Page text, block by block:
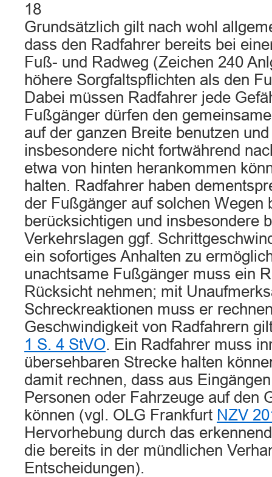
18
Grundsätzlich gilt nach wohl
dass den Radfahrer bereits bei
Fuß- und Radweg (Zeichen 240
höhere Sorgfaltspflichten als den
Dabei müssen Radfahrer jede
Fußgänger dürfen den
auf der ganzen Breite benutzen
insbesondere nicht fortwährend
etwa von hinten herankommen
halten. Radfahrer haben
der Fußgänger auf solchen Wegen
berücksichtigen und insbesondere
Verkehrslagen ggf.
ein sofortiges Anhalten zu
unachtsame Fußgänger muss ein
Rücksicht nehmen; mit
Schreckreaktionen muss er
Geschwindigkeit von Radfahrern
1 S. 4 StVO. Ein Radfahrer muss
übersehbaren Strecke halten
damit rechnen, dass aus
Personen oder Fahrzeuge auf den
können (vgl. OLG Frankfurt NZV
Hervorhebung durch das
die bereits in der mündlichen
Entscheidungen).